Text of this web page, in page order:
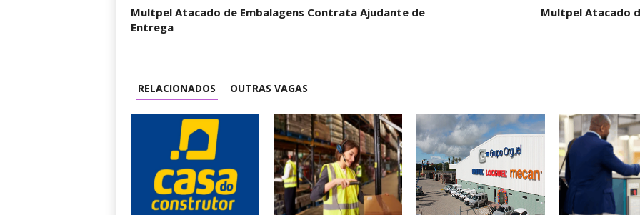
Multpel Atacado de Embalagens Contrata Ajudante de
Entrega
Multpel Atacado
RELACIONADOS OUTRAS VAGAS